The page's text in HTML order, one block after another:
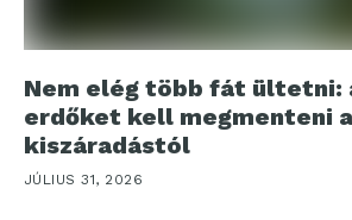
Nem elég több fát ültetni:
erdőket kell megmenteni a
kiszáradástól
JÚLIUS 31, 2026